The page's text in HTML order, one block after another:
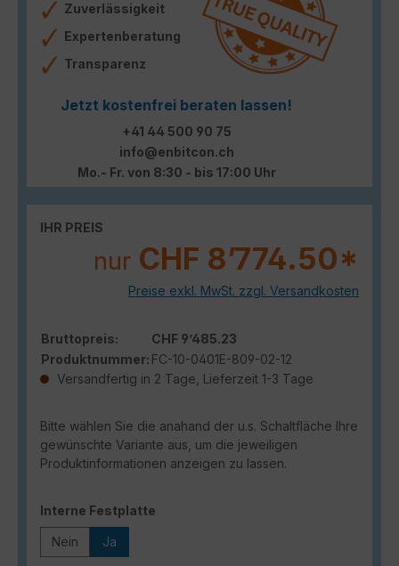
Zuverlässigkeit
Expertenberatung
Transparenz
Jetzt kostenfrei beraten lassen!
+41 44 500 90 75
info@enbitcon.ch
Mo.- Fr. von 8:30 - bis 17:00 Uhr
IHR PREIS
nur CHF 8’774.50*
Preise exkl. MwSt. zzgl. Versandkosten
Bruttopreis:
CHF 9’485.23
Produktnummer: FC-10-0401E-809-02-12
Versandfertig in 2 Tage, Lieferzeit 1-3 Tage
Bitte wählen Sie die anahand der u.s. Schaltfläche Ihre
gewünschte Variante aus, um die jeweiligen
Produktinformationen anzeigen zu lassen.
Interne Festplatte
Nein Ja